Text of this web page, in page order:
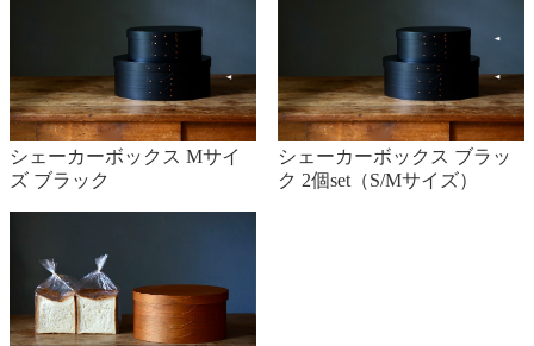
シェーカーボックス Mサイ
ズ ブラック
シェーカーボックス ブラッ
ク 2個set（S/Mサイズ）